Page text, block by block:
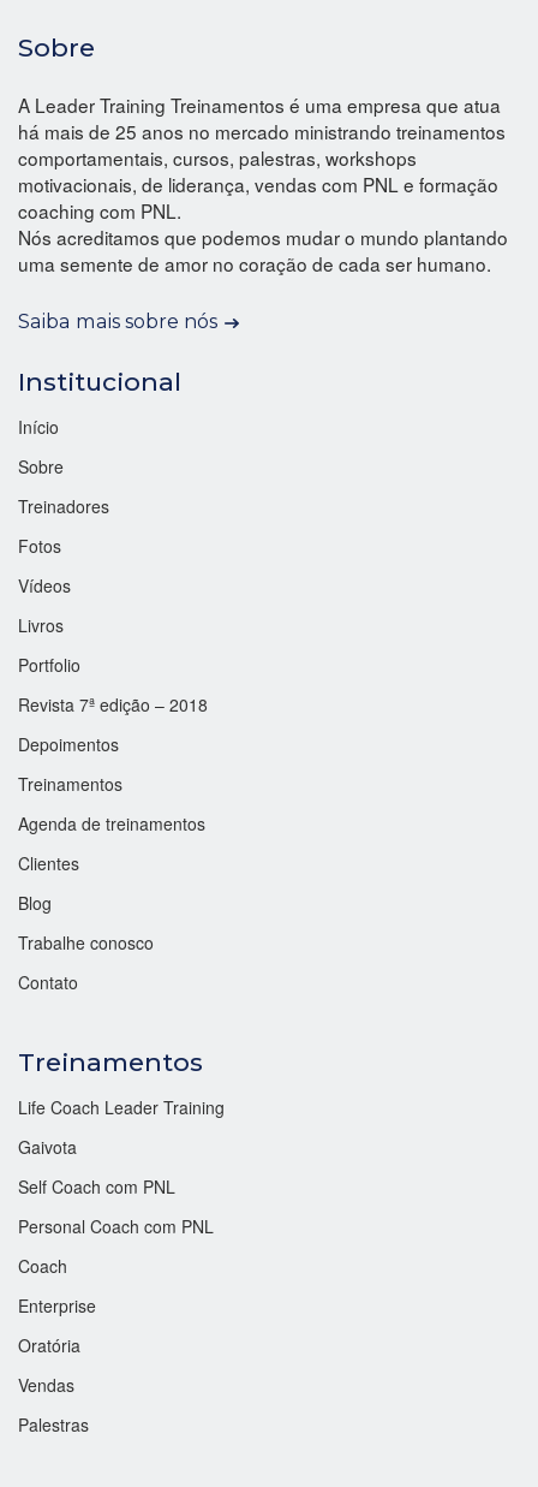
Sobre
A Leader Training Treinamentos é uma empresa que atua
há mais de 25 anos no mercado ministrando treinamentos
comportamentais, cursos, palestras, workshops
motivacionais, de liderança, vendas com PNL e formação
coaching com PNL.
Nós acreditamos que podemos mudar o mundo plantando
uma semente de amor no coração de cada ser humano.
Saiba mais sobre nós
Institucional
Início
Sobre
Treinadores
Fotos
Vídeos
Livros
Portfolio
Revista 7ª edição – 2018
Depoimentos
Treinamentos
Agenda de treinamentos
Clientes
Blog
Trabalhe conosco
Contato
Treinamentos
Life Coach Leader Training
Gaivota
Self Coach com PNL
Personal Coach com PNL
Coach
Enterprise
Oratória
Vendas
Palestras